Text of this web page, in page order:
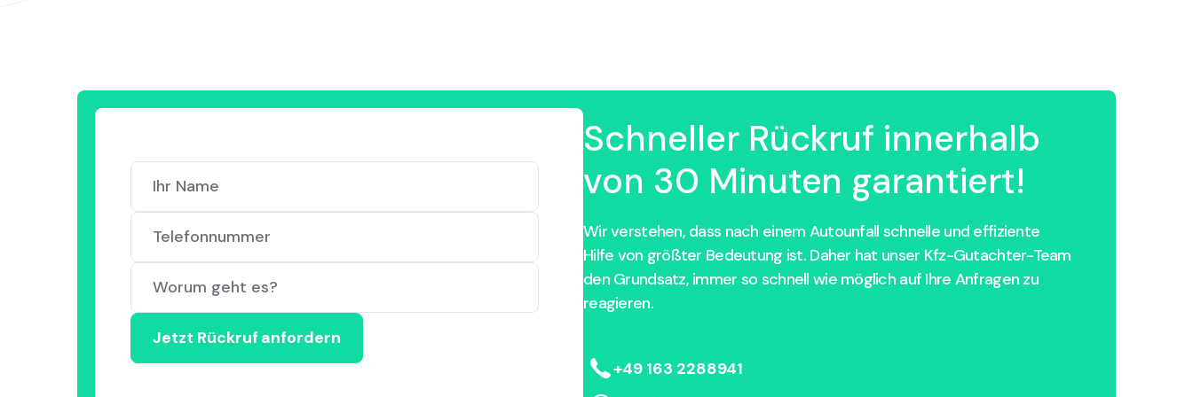
Schneller Rückruf innerhalb
von 30 Minuten garantiert!
Wir verstehen, dass nach einem Autounfall schnelle und effiziente
Hilfe von größter Bedeutung ist. Daher hat unser Kfz-Gutachter-Team
den Grundsatz, immer so schnell wie möglich auf Ihre Anfragen zu
reagieren.
+49 163 2288941